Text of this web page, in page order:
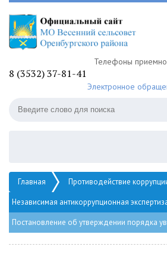
Телефоны
8 (3532) 37-81-41
Электронное
Главная
Противодействие
Независимая антикоррупционная
Постановление об утверждении порядка